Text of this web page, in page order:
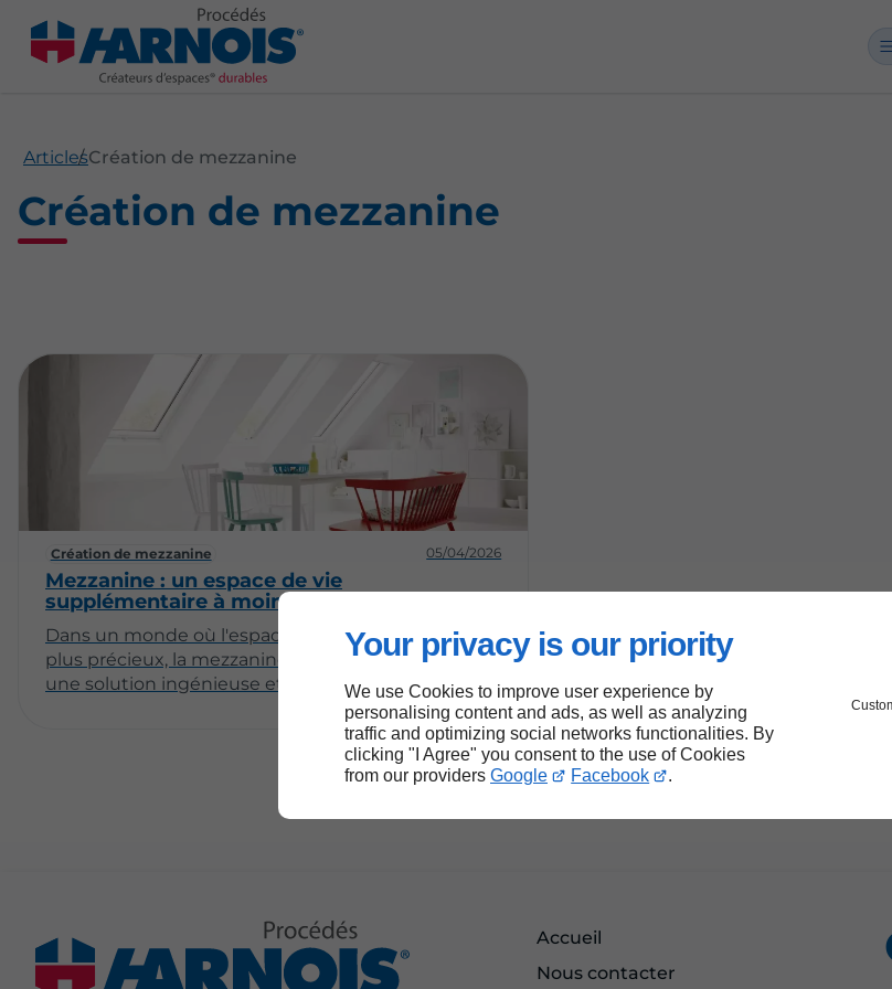
Your privacy is our priority
We use Cookies to improve user experience by
personalising content and ads, as well as analyzing
traffic and optimizing social networks functionalities. By
clicking "I Agree" you consent to the use of Cookies
from our providers Google Facebook .
ArticlesCréation de mezzanine
Création de mezzanine
Création de mezzanine 05/04/2026
Mezzanine : un espace de vie
supplémentaire à moindre frais
Dans un monde où l'espace devient de plus en
plus précieux, la mezzanine se présente comme
une solution ingénieuse et économique pour créer
un espace de vie supplémentaire. Que ce soit pour
un bureau, une chambre d'amis ou un coin
détente, aménager une mezzanine offre une
multitude de possibilités tout en optimisant
l'espace disponible. Dans cet article, nous vous
Accueil
Nous contacter